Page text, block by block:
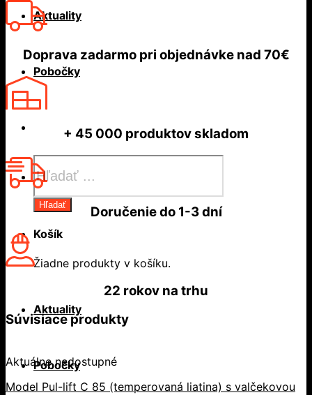
Aktuality
Pobočky
Products
search
Hľadať
Košík
Žiadne produkty v košíku.
Aktuality
Pobočky
Doprava zadarmo pri objednávke nad 70€
+ 45 000 produktov skladom
Doručenie do1-3 dní
22 rokov na trhu
Súvisiace produkty
Aktuálne nedostupné
Model Pul-lift C 85 (temperovaná liatina) s valčekovou